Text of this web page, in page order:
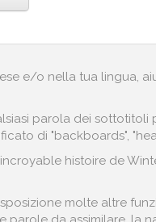
e/o nella tua lingua,
parola dei
di "backboards",
histoire de
molte altre